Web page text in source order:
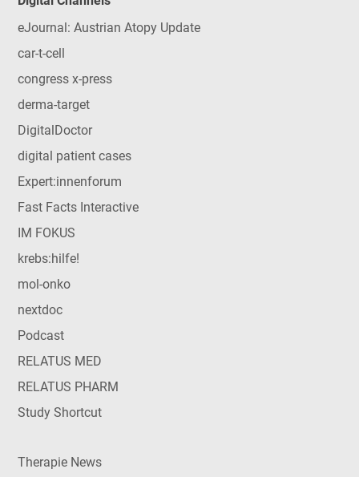
eJournal: Austrian Atopy Update
car-t-cell
congress x-press
derma-target
DigitalDoctor
digital patient cases
Expert:innenforum
Fast Facts Interactive
IM FOKUS
krebs:hilfe!
mol-onko
nextdoc
Podcast
RELATUS MED
RELATUS PHARM
Study Shortcut
Therapie News